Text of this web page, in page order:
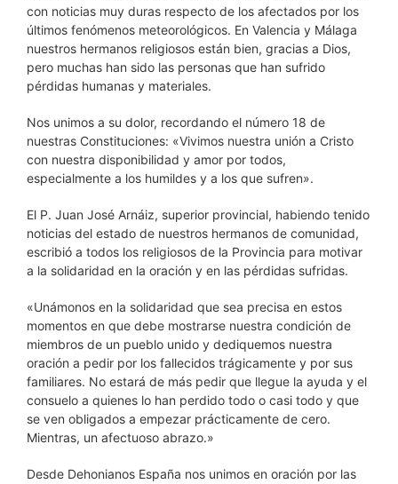
con noticias muy duras respecto de los afectados por los
últimos fenómenos meteorológicos. En Valencia y Málaga
nuestros hermanos religiosos están bien, gracias a Dios,
pero muchas han sido las personas que han sufrido
pérdidas humanas y materiales.
Nos unimos a su dolor, recordando el número 18 de
nuestras Constituciones: «Vivimos nuestra unión a Cristo
con nuestra disponibilidad y amor por todos,
especialmente a los humildes y a los que sufren».
El P. Juan José Arnáiz, superior provincial, habiendo tenido
noticias del estado de nuestros hermanos de comunidad,
escribió a todos los religiosos de la Provincia para motivar
a la solidaridad en la oración y en las pérdidas sufridas.
«Unámonos en la solidaridad que sea precisa en estos
momentos en que debe mostrarse nuestra condición de
miembros de un pueblo unido y dediquemos nuestra
oración a pedir por los fallecidos trágicamente y por sus
familiares. No estará de más pedir que llegue la ayuda y el
consuelo a quienes lo han perdido todo o casi todo y que
se ven obligados a empezar prácticamente de cero.
Mientras, un afectuoso abrazo.»
Desde Dehonianos España nos unimos en oración por las